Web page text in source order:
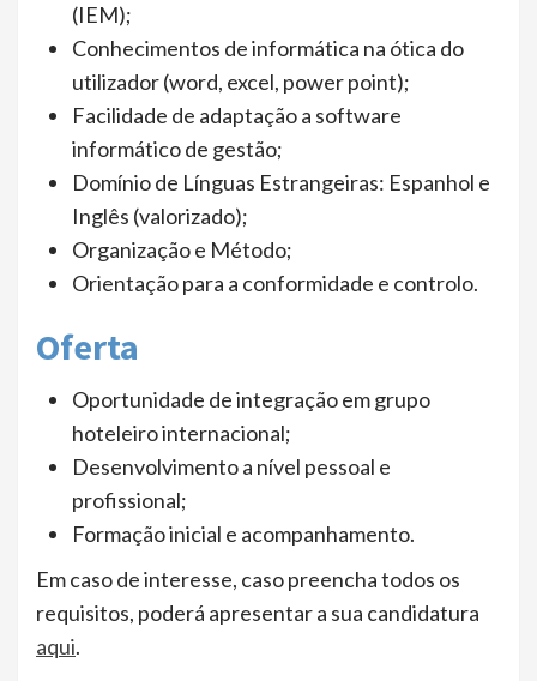
(IEM);
Conhecimentos de informática na ótica do
utilizador (word, excel, power point);
Facilidade de adaptação a software
informático de gestão;
Domínio de Línguas Estrangeiras: Espanhol e
Inglês (valorizado);
Organização e Método;
Orientação para a conformidade e controlo.
Oferta
Oportunidade de integração em grupo
hoteleiro internacional;
Desenvolvimento a nível pessoal e
profissional;
Formação inicial e acompanhamento.
Em caso de interesse, caso preencha todos os
requisitos, poderá apresentar a sua candidatura
aqui.